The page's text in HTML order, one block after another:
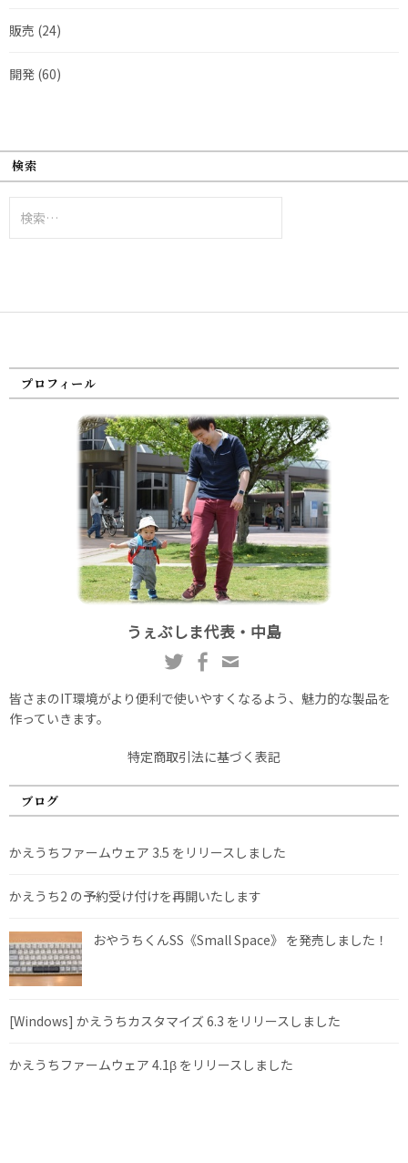
販売 (24)
開発 (60)
検索
索:
プロフィール
うぇぶしま代表・中島
皆さまのIT環境がより便利で使いやすくなるよう、魅力的な製品を
作っていきます。
特定商取引法に基づく表記
ブログ
かえうちファームウェア 3.5 をリリースしました
かえうち2 の予約受け付けを再開いたします
おやうちくんSS《Small Space》 を発売しました！
[Windows] かえうちカスタマイズ 6.3 をリリースしました
かえうちファームウェア 4.1β をリリースしました